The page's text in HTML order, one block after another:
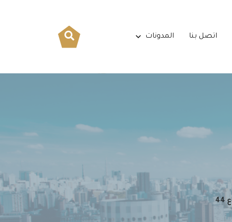
اتصل بنا المدونات